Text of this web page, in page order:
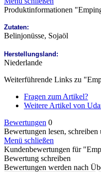
Produktinformationen
Zutaten:
Belinjonüsse, Sojaöl
Herstellungsland:
Niederlande
Weiterführende Links zu
Fragen zum Artikel?
Weitere Artikel von
Bewertungen 0
Bewertungen lesen, schreiben
Menü schließen
Kundenbewertungen für
Bewertung schreiben
Bewertungen werden nach